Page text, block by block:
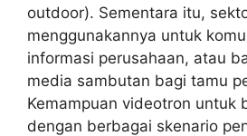
outdoor). Sementara itu,
menggunakannya untuk
informasi perusahaan, atau
media sambutan bagi tamu
Kemampuan videotron untuk
dengan berbagai skenario